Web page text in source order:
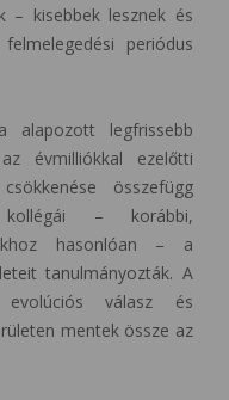
– kisebbek lesznek és
periódus
alapozott legfrissebb
évmilliókkal ezelőtti
összefügg
kollégái – korábbi,
hasonlóan – a
tanulmányozták. A
válasz és
mentek össze az